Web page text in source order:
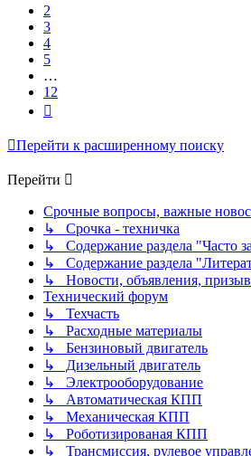
2
3
4
5
…
12
Перейти к расширенному поиску
Перейти
Срочные вопросы, важные
↳ Срочка - техничка
↳ Содержание раздела "Часто
↳ Содержание раздела
↳ Новости, объявления,
Технический форум
↳ Техчасть
↳ Расходные материалы
↳ Бензиновый двигатель
↳ Дизельный двигатель
↳ Электрооборудование
↳ Автоматическая КПП
↳ Механическая КПП
↳ Роботизированая КПП
↳ Трансмиссия, рулевое